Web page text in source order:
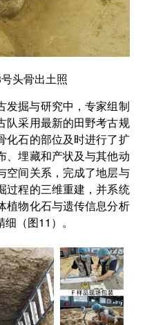
头骨出土照
发掘与研究中，专家组制
队采用最新的田野考古规
化石的部位及时进行了扩
、埋藏和产状及与其他动
空间关系，完成了地层与
过程的三维重建，并系统
植物化石与遗传信息分析
（图11）。